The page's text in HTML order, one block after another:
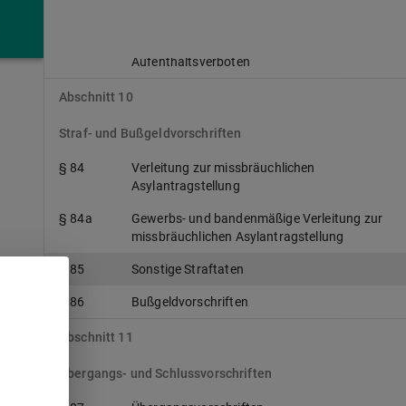
Aufenthaltsverboten
Abschnitt 10
Straf- und Bußgeldvorschriften
§ 84
Verleitung zur missbräuchlichen
Asylantragstellung
§ 84a
Gewerbs- und bandenmäßige Verleitung zur
missbräuchlichen Asylantragstellung
§ 85 Sonstige Straftaten
§ 86 Bußgeldvorschriften
Abschnitt 11
Übergangs- und Schlussvorschriften